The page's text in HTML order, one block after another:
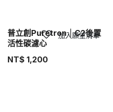
普立創Puretron｜C2後置
活性碳濾心
NT$ 1,200
加入願望清單